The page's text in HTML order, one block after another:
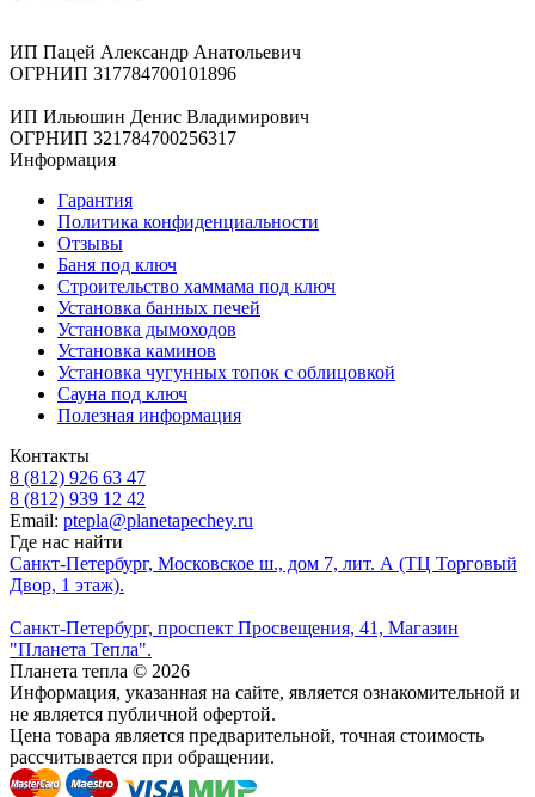
ИП Пацей Александр Анатольевич
ОГРНИП 317784700101896
ИП Ильюшин Денис Владимирович
ОГРНИП 321784700256317
Информация
Гарантия
Политика конфиденциальности
Отзывы
Баня под ключ
Строительство хаммама под ключ
Установка банных печей
Установка дымоходов
Установка каминов
Установка чугунных топок с облицовкой
Сауна под ключ
Полезная информация
Контакты
8 (812) 926 63 47
8 (812) 939 12 42
Email: ptepla@planetapechey.ru
Где нас найти
Санкт-Петербург, Московское ш., дом 7, лит. А (ТЦ Торговый
Двор, 1 этаж).
Санкт-Петербург, проспект Просвещения, 41, Магазин
"Планета Тепла".
Планета тепла © 2026
Информация, указанная на сайте, является ознакомительной и
не является публичной офертой.
Цена товара является предварительной, точная стоимость
рассчитывается при обращении.